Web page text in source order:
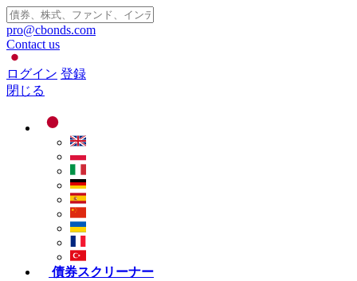
pro@cbonds.com
Contact us
ログイン 登録
閉じる
債券スクリーナー